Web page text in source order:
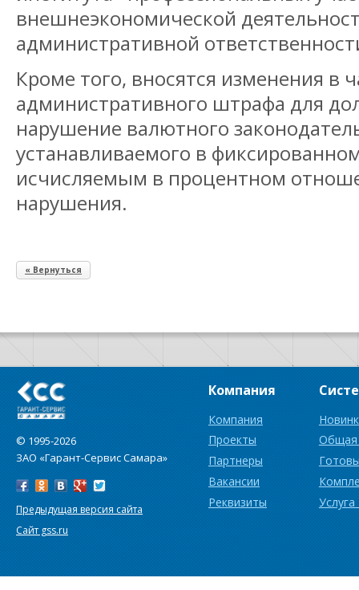
внешнеэкономической
административной
Кроме того, вносятся изменения в
административного штрафа для
нарушение валютного
устанавливаемого в
исчисляемым в процентном
нарушения.
« Вернуться
© 1995-2026
ЗАО «Гарант-Сервис Самара»
Предыдущая версия сайта
Сайт gss.ru
Компания
Компания
Проекты
Партнеры
Вакансии
Реквизиты
Общая